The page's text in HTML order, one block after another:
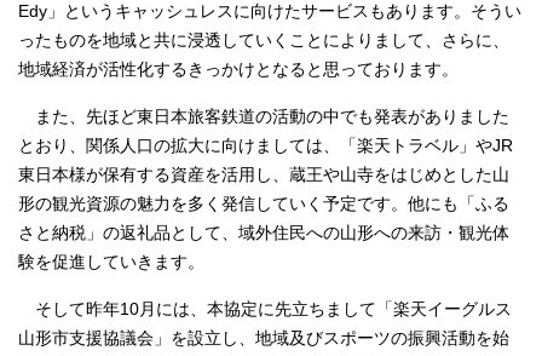
Edy」というキャッシュレスに向けたサービスもあります。そうい
ったものを地域と共に浸透していくことによりまして、さらに、
地域経済が活性化するきっかけとなると思っております。
また、先ほど東日本旅客鉄道の活動の中でも発表がありました
とおり、関係人口の拡大に向けましては、「楽天トラベル」やJR
東日本様が保有する資産を活用し、蔵王や山寺をはじめとした山
形の観光資源の魅力を多く発信していく予定です。他にも「ふる
さと納税」の返礼品として、域外住民への山形への来訪・観光体
験を促進していきます。
そして昨年10月には、本協定に先立ちまして「楽天イーグルス
山形市支援協議会」を設立し、地域及びスポーツの振興活動を始